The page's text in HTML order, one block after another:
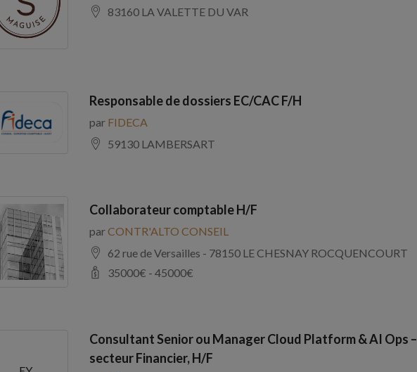
83160 LA VALETTE DU VAR
Responsable de dossiers EC/CAC F/H
par FIDECA
59130 LAMBERSART
Collaborateur comptable H/F
parCONTR'ALTO CONSEIL
62 rue de Versailles - 78150 LE CHESNAY ROCQUENCOURT
35000€ - 45000€
Consultant Senior ou Manager Cloud Platform & AI Ops –
secteur Financier, H/F